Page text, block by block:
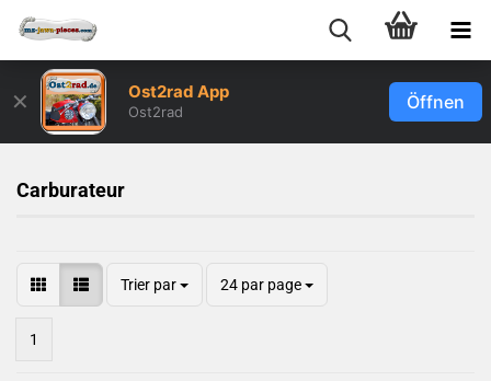
✕ Ost2rad App
Ost2rad Öffnen
Carburateur
Trier par 24 par page
1